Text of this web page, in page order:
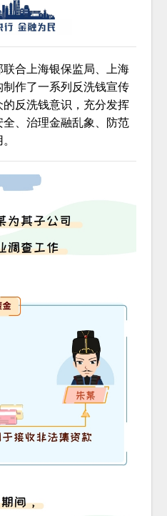
合上海银保监局、上海
作了一系列反洗钱宣传
反洗钱意识，充分发挥
、治理金融乱象、防范